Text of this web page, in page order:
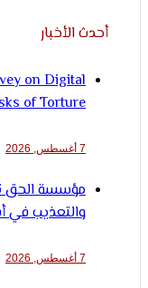
الأخبار
Survey on Digital
Risks of Torture
مؤسسة الحق تطلق
والتعذيب في أفريقيا